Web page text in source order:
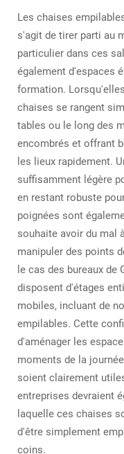
Les chaises
s'agit de tirer parti au
particulier dans ces
également d'espaces
formation.
chaises se rangent
tables ou le long des
encombrés et offrant
les lieux rapidement.
suffisamment légère
en restant robuste
poignées sont
souhaite avoir du mal
manipuler des points
le cas des bureaux
disposent d'étages
mobiles, incluant de
empilables. Cette
d'aménager les
moments de la
soient clairement
entreprises devraient
laquelle ces chaises
d'être simplement
coins.